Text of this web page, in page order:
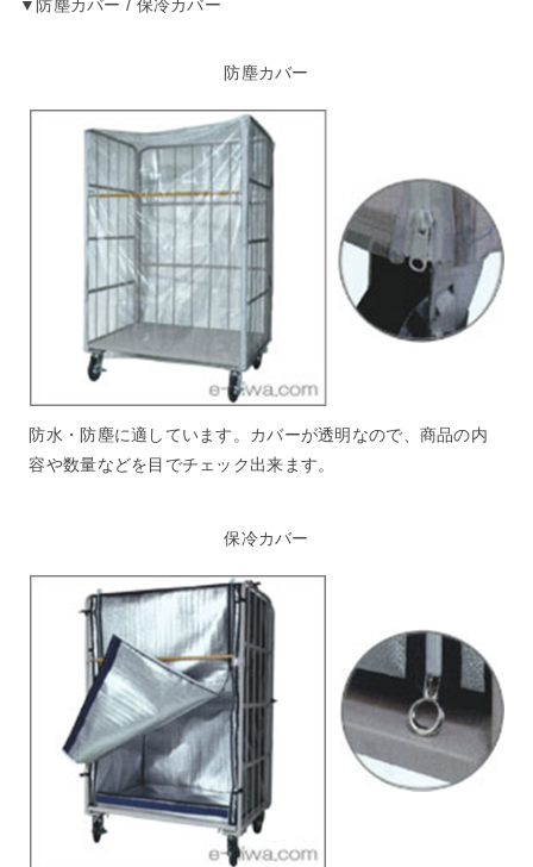
▼防塵カバー / 保冷カバー
防塵カバー
防水・防塵に適しています。カバーが透明なので、商品の内
容や数量などを目でチェック出来ます。
保冷カバー